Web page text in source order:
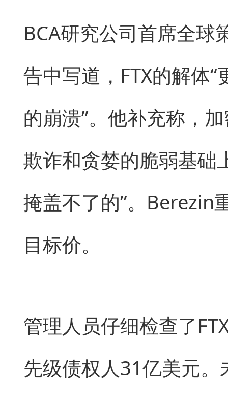
BCA研究公司首席全
告中写道，FTX的解体
的崩溃”。他补充称，
欺诈和贪婪的脆弱基础
掩盖不了的”。Berezin
目标价。
管理人员仔细检查了
先级债权人31亿美元